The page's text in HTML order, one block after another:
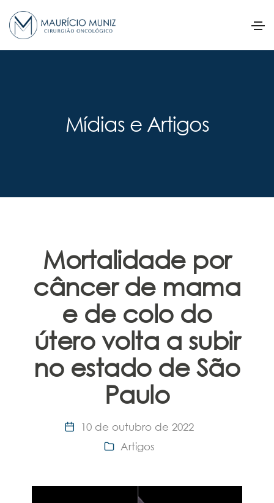
Mídias e Artigos
Mortalidade por
câncer de mama
e de colo do
útero volta a subir
no estado de São
Paulo
10 de outubro de 2022
Artigos